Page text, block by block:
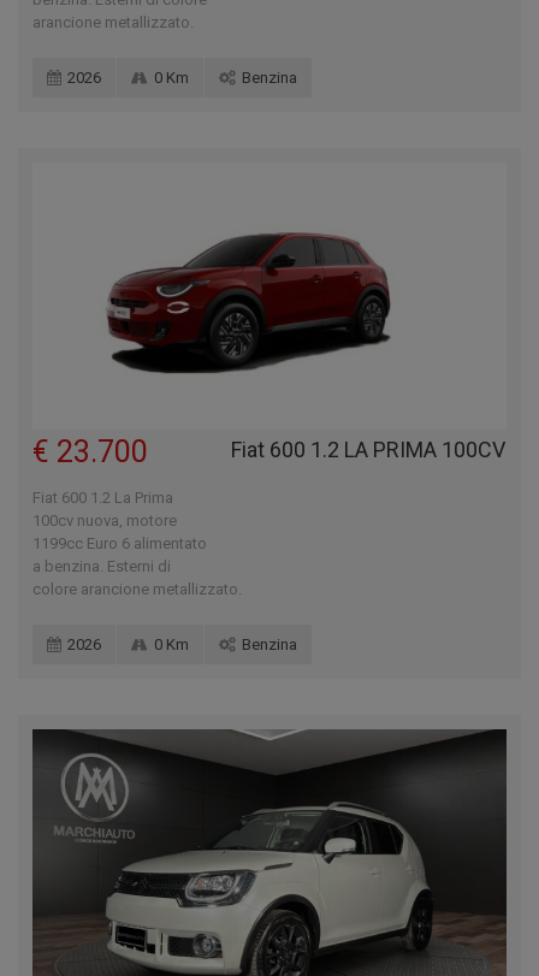
arancione metallizzato.
2026 0 Km Benzina
Fiat 600 1.2 LA PRIMA 100CV
€ 23.700
Fiat 600 1.2 La Prima
100cv nuova, motore
1199cc Euro 6 alimentato
a benzina. Esterni di
colore arancione metallizzato.
2026 0 Km Benzina